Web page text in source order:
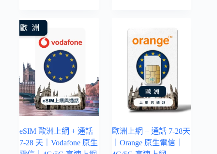
eSIM 歐洲上網 + 通話
7-28 天｜Vodafone 原生
歐洲上網 + 通話 7-28天
｜Orange 原生電信｜